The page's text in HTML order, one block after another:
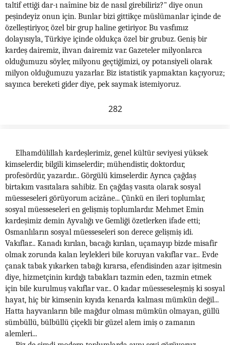
taltif ettiği dar-ı naîmine biz de nasıl girebiliriz?" diye onun
peşindeyiz onun için. Bunlar bizi gittikçe müslümanlar içinde de
özelleştiriyor, özel bir grup haline getiriyor. Bu vasfımız
dolayısıyla, Türkiye içinde oldukça özel bir grubuz. Geniş bir
kardeş dairemiz, ihvan dairemiz var. Gazeteler milyonlarca
olduğumuzu söyler, milyonu geçtiğimizi, oy potansiyeli olarak
milyon olduğumuzu yazarlar. Biz istatistik yapmaktan kaçıyoruz;
sayınca bereketi gider diye, pek saymak istemiyoruz.
282
Elhamdülillah kardeşlerimiz, genel kültür seviyesi yüksek
kimselerdir, bilgili kimselerdir; mühendistir, doktordur,
profesördür, yazardır... Görgülü kimselerdir. Ayrıca çağdaş
birtakım vasıtalara sahibiz. En çağdaş vasıta olarak sosyal
müesseseleri görüyorum acizâne... Çünkü en ileri toplumlar,
sosyal müesseseleri en gelişmiş toplumlardır. Mehmet Emin
kardeşimiz demin Ayvalığı ve Gemliği özetlerken ifade etti;
Osmanlıların sosyal müesseseleri son derece gelişmiş idi.
Vakıflar... Kanadı kırılan, bacağı kırılan, uçamayıp bizde misafir
olmak zorunda kalan leylekleri bile koruyan vakıflar var... Evde
çanak tabak yıkarken tabağı kırarsa, efendisinden azar işitmesin
diye, hizmetçinin kırdığı tabakları tazmin eden, tazmin etmek
için bile kurulmuş vakıflar var... O kadar müesseseleşmiş ki sosyal
hayat, hiç bir kimsenin kıyıda kenarda kalması mümkün değil...
Hatta hayvanların bile mağdur olması mümkün olmayan, güllü
sümbüllü, bülbüllü çiçekli bir güzel alem imiş o zamanın
alemleri...